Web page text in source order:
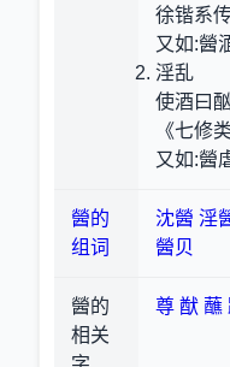
徐锴系
又如:醟
淫乱
使酒曰
《七修
又如:醟
醟的
组词
沈醟 淫
醟贝
醟的
相关
尊 猷 蘸